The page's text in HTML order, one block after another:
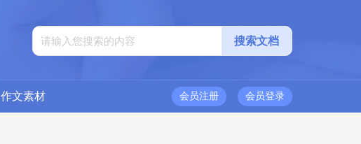
作文素材 会员登录
会员注册